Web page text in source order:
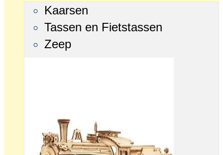
Kaarsen
Tassen en Fietstassen
Zeep